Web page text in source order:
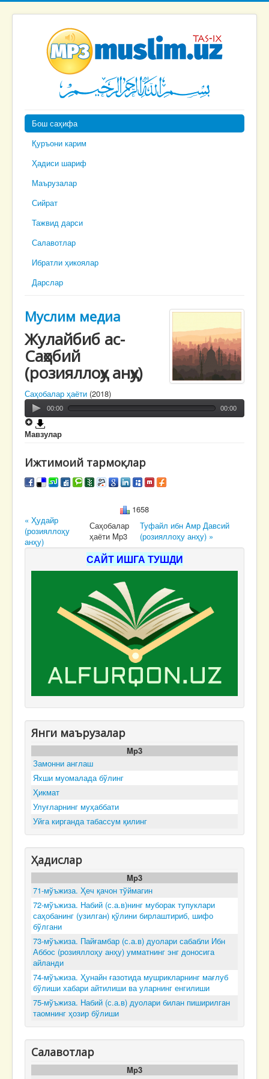
Бош саҳифа
Қуръони карим
Ҳадиси шариф
Маърузалар
Сийрат
Тажвид дарси
Салавотлар
Ибратли ҳикоялар
Дарслар
Муслим медиа
Жулайбиб ас-
Саҳобий
(розияллоҳу анҳу)
Саҳобалар ҳаёти (2018)
00:00 00:00
Мавзулар
Ижтимоий тармоқлар
1658
« Ҳудайр
(розияллоҳу
анҳу)
Саҳобалар
ҳаёти Mp3
Туфайл ибн Aмр Давсий
(розияллоҳу анҳу) »
САЙТ ИШГА ТУШДИ
Янги маърузалар
Mp3
Замонни англаш
Яхши муомалада бўлинг
Ҳикмат
Улуғларнинг муҳаббати
Уйга кирганда табассум қилинг
Ҳадислар
Mp3
71-мўъжиза. Ҳеч қачон тўймагин
72-мўъжиза. Набий (с.а.в)нинг муборак тупуклари
саҳобанинг (узилган) қўлини бирлаштириб, шифо
бўлгани
73-мўъжиза. Пайғамбар (с.а.в) дуолари сабабли Ибн
Аббос (розияллоҳу анҳу) умматнинг энг доносига
айланди
74-мўъжиза. Ҳунайн ғазотида мушрикларнинг мағлуб
бўлиши хабари айтилиши ва уларнинг енгилиши
75-мўъжиза. Набий (с.а.в) дуолари билан пиширилган
таомнинг ҳозир бўлиши
Салавотлар
Mp3